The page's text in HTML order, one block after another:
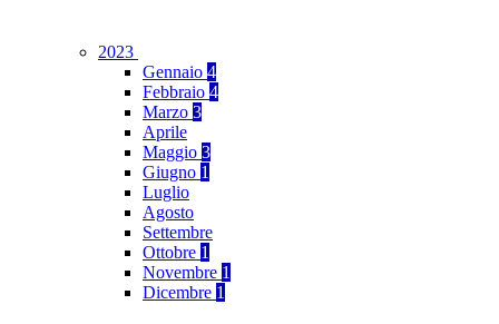
2023
Gennaio 4
Febbraio 4
Marzo 3
Aprile
Maggio 3
Giugno 1
Luglio
Agosto
Settembre
Ottobre 1
Novembre 1
Dicembre 1